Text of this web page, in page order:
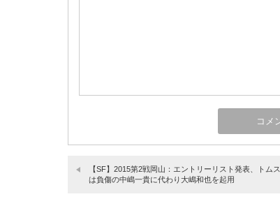
【SF】2015第2戦岡山：エントリーリスト発表、トムス
は負傷の中嶋一貴に代わり大嶋和也を起用